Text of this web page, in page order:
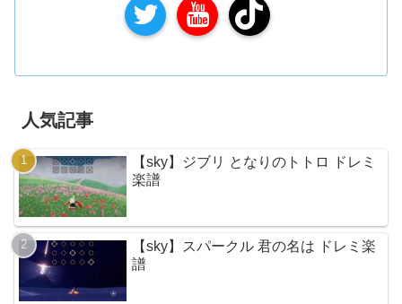
人気記事
【sky】ジブリ となりのトトロ ドレミ
楽譜
【sky】スパークル 君の名は ドレミ楽
譜